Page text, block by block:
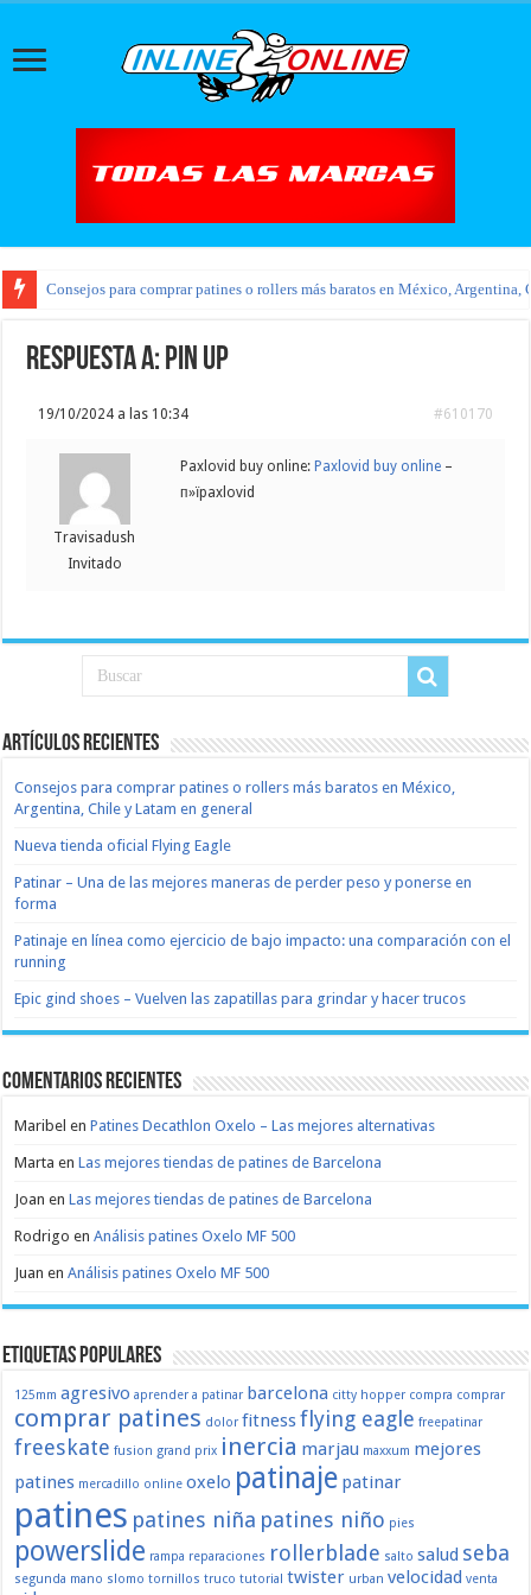
Consejos para comprar patines o rollers más baratos en México, Argentina,
Respuesta a: pin up
19/10/2024 a las 10:34 #610170
Travisadush
Invitado
Paxlovid buy online: Paxlovid buy online –
п»їpaxlovid
Artículos recientes
Consejos para comprar patines o rollers más baratos en México,
Argentina, Chile y Latam en general
Nueva tienda oficial Flying Eagle
Patinar – Una de las mejores maneras de perder peso y ponerse en
forma
Patinaje en línea como ejercicio de bajo impacto: una comparación con el
running
Epic gind shoes – Vuelven las zapatillas para grindar y hacer trucos
Comentarios recientes
Maribel enPatines Decathlon Oxelo – Las mejores alternativas
Marta enLas mejores tiendas de patines de Barcelona
Joan enLas mejores tiendas de patines de Barcelona
Rodrigo enAnálisis patines Oxelo MF 500
Juan enAnálisis patines Oxelo MF 500
Etiquetas populares
125mm agresivo aprender a patinar barcelona citty hopper compra comprar
comprar patines dolor fitnessflying eagle freepatinar
freeskate fusion grand prix inercia marjau maxxum mejores
patines mercadillo online oxelo patinaje patinar
patines patines niña patines niño pies
powerslide rampa reparaciones rollerblade salto salud seba
segunda mano slomo tornillos truco tutorial twister urban velocidad venta